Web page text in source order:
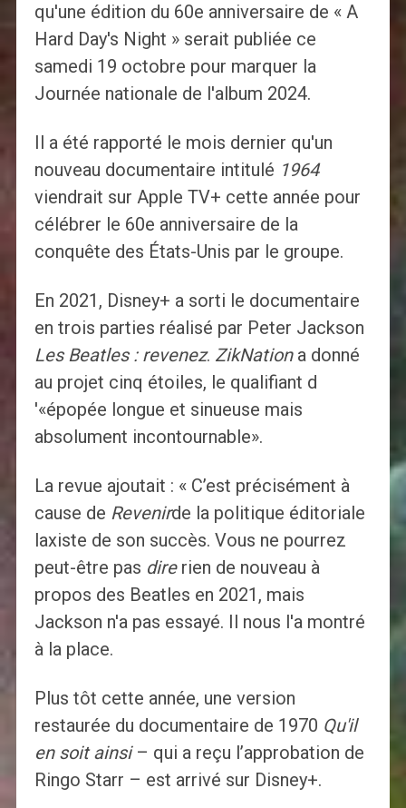
qu'une édition du 60e anniversaire de « A
Hard Day's Night » serait publiée ce
samedi 19 octobre pour marquer la
Journée nationale de l'album 2024.
Il a été rapporté le mois dernier qu'un
nouveau documentaire intitulé 1964
viendrait sur Apple TV+ cette année pour
célébrer le 60e anniversaire de la
conquête des États-Unis par le groupe.
En 2021, Disney+ a sorti le documentaire
en trois parties réalisé par Peter Jackson
Les Beatles : revenez. ZikNationa donné
au projet cinq étoiles, le qualifiant d
'«épopée longue et sinueuse mais
absolument incontournable».
La revue ajoutait : « C’est précisément à
cause de Revenirde la politique éditoriale
laxiste de son succès. Vous ne pourrez
peut-être pas direrien de nouveau à
propos des Beatles en 2021, mais
Jackson n'a pas essayé. Il nous l'a montré
à la place.
Plus tôt cette année, une version
restaurée du documentaire de 1970 Qu'il
en soit ainsi– qui a reçu l’approbation de
Ringo Starr – est arrivé sur Disney+.